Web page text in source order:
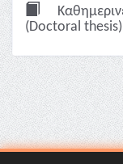
(Doctoral thesis)